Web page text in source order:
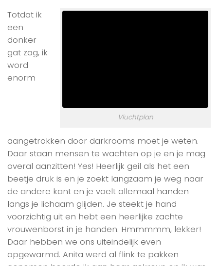
Vluchtplan
Totdat ik
een
donker
gat zag, ik
word
enorm
aangetrokken door darkrooms moet je weten.
Daar staan mensen te wachten op je en je mag
overal aanzitten! Yes! Heerlijk geil als het een
beetje druk is en je zoekt langzaam je weg naar
de andere kant en je voelt allemaal handen
langs je lichaam glijden. Je steekt je hand
voorzichtig uit en hebt een heerlijke zachte
vrouwenborst in je handen. Hmmmmm, lekker!
Daar hebben we ons uiteindelijk even
opgewarmd. Anita werd al flink te pakken